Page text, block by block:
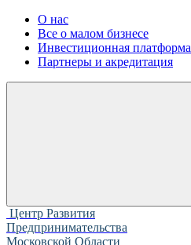
О нас
Все о малом бизнесе
Инвестиционная платформа
Партнеры и акредитация
Центр Развития
Предпринимательства
Московской Области